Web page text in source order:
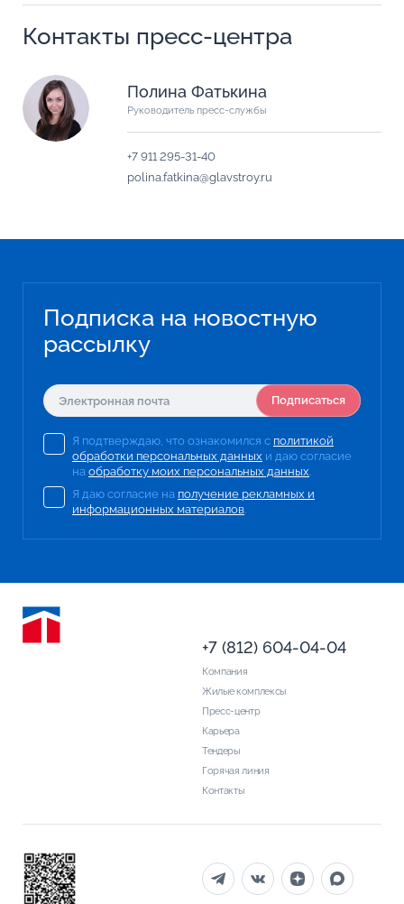
Контакты пресс-центра
Полина Фатькина
Руководитель пресс-службы
+7 911 295-31-40
polina.fatkina@glavstroy.ru
Подписка на новостную
рассылку
Подписаться
Я подтверждаю, что ознакомился с политикой
обработки персональных данных и даю согласие
на обработку моих персональных данных.
Я даю согласие на получение рекламных и
информационных материалов.
Компания
Жилые комплексы
Пресс-центр
Карьера
Тендеры
Горячая линия
Контакты
+7 (812) 604-04-04